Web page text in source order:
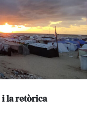
i la retòrica